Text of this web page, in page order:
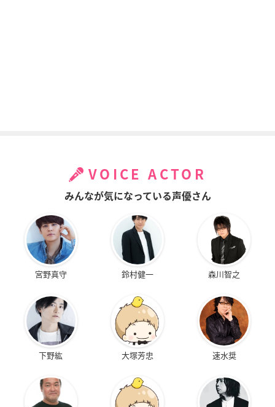
VOICE ACTOR
みんなが気になっている声優さん
宮野真守 鈴村健一 森川智之
下野紘 大塚芳忠 速水奨